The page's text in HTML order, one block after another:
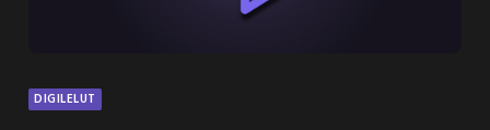
DIGILELUT